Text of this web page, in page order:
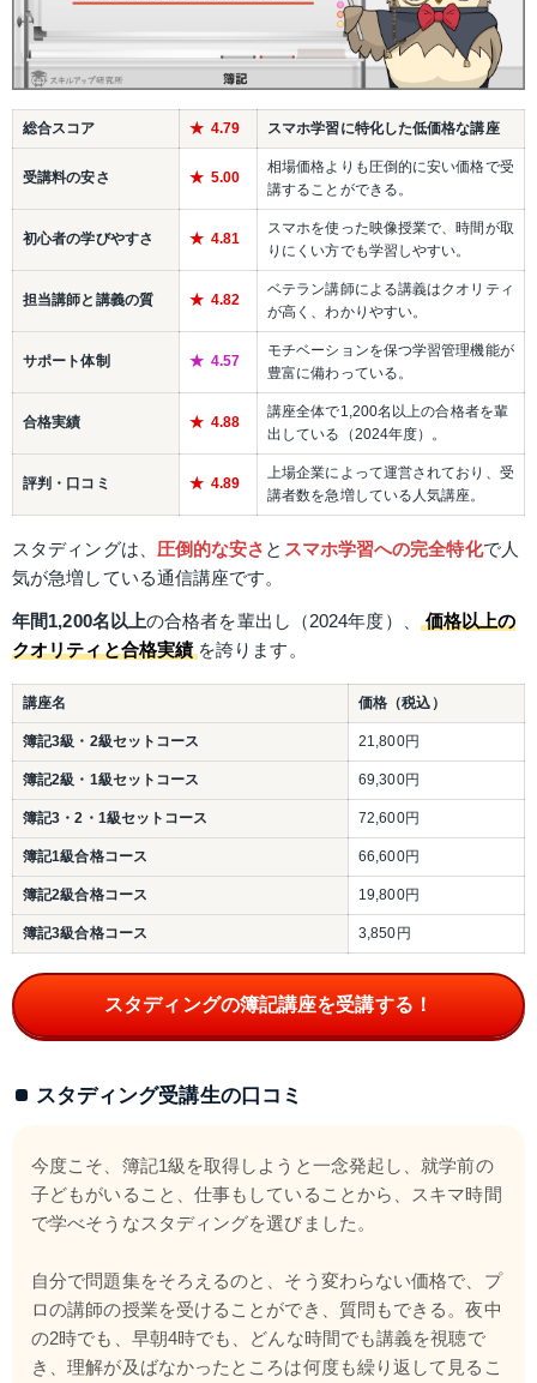
総合スコア 4.79 スマホ学習に特化した低価格な講座
受講料の安さ 5.00
相場価格よりも圧倒的に安い価格で受
講することができる。
初心者の学びやすさ 4.81
スマホを使った映像授業で、時間が取
りにくい方でも学習しやすい。
担当講師と講義の質 4.82
ベテラン講師による講義はクオリティ
が高く、わかりやすい。
サポート体制 4.57
モチベーションを保つ学習管理機能が
豊富に備わっている。
合格実績 4.88
講座全体で1,200名以上の合格者を輩
出している（2024年度）。
評判・口コミ 4.89
上場企業によって運営されており、受
講者数を急増している人気講座。
スタディングは、 圧倒的な安さ と スマホ学習への完全特化で人
気が急増している通信講座です。
年間1,200名以上の合格者を輩出し（2024年度）、
価格以上の
クオリティと合格実績 を誇ります。
講座名 価格（税込）
簿記3級・2級セットコース 21,800円
簿記2級・1級セットコース 69,300円
簿記3・2・1級セットコース 72,600円
簿記1級合格コース 66,600円
簿記2級合格コース 19,800円
簿記3級合格コース 3,850円
スタディングの簿記講座を受講する！
スタディング受講生の口コミ
今度こそ、簿記1級を取得しようと一念発起し、就学前の
子どもがいること、仕事もしていることから、スキマ時間
で学べそうなスタディングを選びました。
自分で問題集をそろえるのと、そう変わらない価格で、プ
ロの講師の授業を受けることができ、質問もできる。夜中
の2時でも、早朝4時でも、どんな時間でも講義を視聴で
き、理解が及ばなかったところは何度も繰り返して見るこ